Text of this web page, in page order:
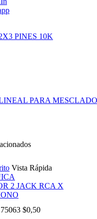
PINES 10K
PARA
Vista Rápida
2 JACK RCA X
$0,50